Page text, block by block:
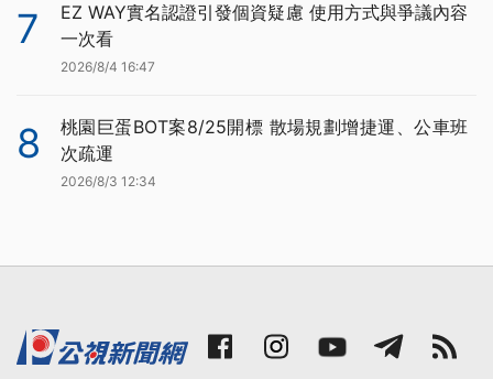
7
EZ WAY實名認證引發個資疑慮 使用方式與爭議內容
一次看
2026/8/4 16:47
8
桃園巨蛋BOT案8/25開標 散場規劃增捷運、公車班
次疏運
2026/8/3 12:34